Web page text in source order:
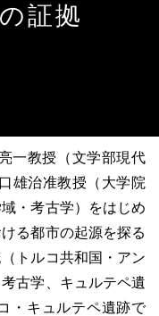
証拠
一教授（文学部現代
雄治准教授（大学院
・考古学）をはじめ
る都市の起源を探る
トルコ共和国・アン
古学、キュルテペ遺
・キュルテペ遺跡で